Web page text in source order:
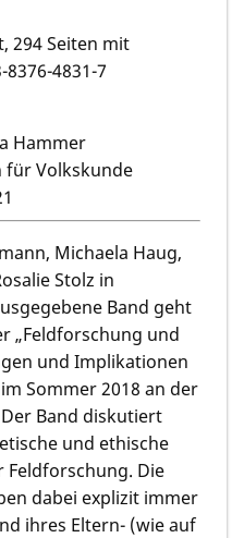
294 Seiten mit
4831-7
Hammer
für Volkskunde
Michaela Haug,
Stolz in
Band geht
„Feldforschung und
und Implikationen
Sommer 2018 an der
Band diskutiert
und ethische
Die
dabei explizit immer
ihres Eltern- (wie auf